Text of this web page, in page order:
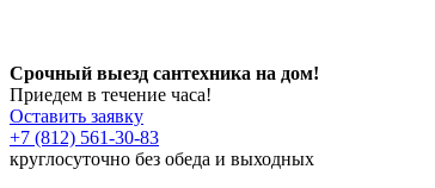
Срочный выезд сантехника на дом!
Приедем в течение часа!
Оставить заявку
+7 (812) 561-30-83
круглосуточно без обеда и выходных